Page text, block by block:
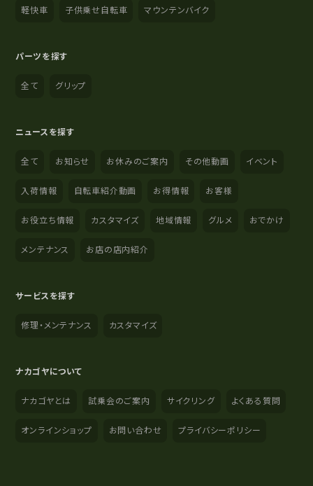
軽快車 子供乗せ自転車 マウンテンバイク
パーツを探す
全て グリップ
ニュースを探す
全て お知らせ お休みのご案内 その他動画 イベント
入荷情報 自転車紹介動画 お得情報 お客様
お役立ち情報 カスタマイズ 地域情報 グルメ おでかけ
メンテナンス お店の店内紹介
サービスを探す
修理・メンテナンス カスタマイズ
ナカゴヤについて
ナカゴヤとは 試乗会のご案内 サイクリング よくある質問
オンラインショップ お問い合わせ プライバシーポリシー